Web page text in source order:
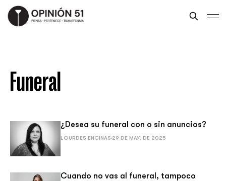
Funeral
¿Desea su funeral con o sin anuncios?
LOURDES ENCINAS 29 DE MAY. DE 2025
Cuando no vas al funeral, tampoco